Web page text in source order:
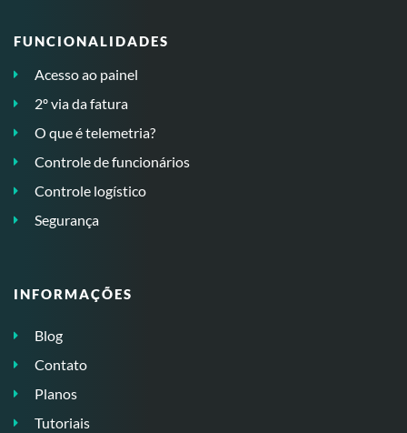
FUNCIONALIDADES
Acesso ao painel
2º via da fatura
O que é telemetria?
Controle de funcionários
Controle logístico
Segurança
INFORMAÇÕES
Blog
Contato
Planos
Tutoriais